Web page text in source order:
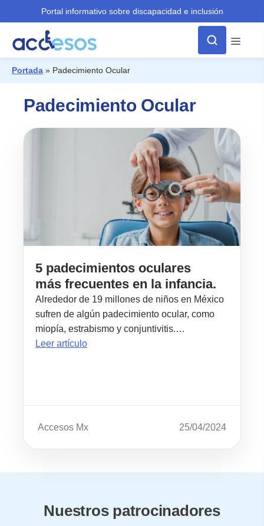
Portal informativo sobre discapacidad e inclusión
Menú
Portada » Padecimiento Ocular
Padecimiento Ocular
5 padecimientos oculares
más frecuentes en la infancia.
Alrededor de 19 millones de niños en México
sufren de algún padecimiento ocular, como
miopía, estrabismo y conjuntivitis.…
Leer artículo
Accesos Mx 25/04/2024
Nuestros patrocinadores